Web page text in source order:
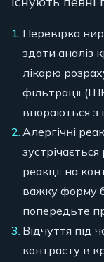
Перевірка
здати аналіз
лікарю
фільтрації
впораються з
Алергічні
реакції на
важку форму
попередьте
Відчуття під
контрасту в